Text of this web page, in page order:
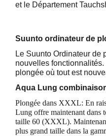
et le Département
Suunto ordinateur de
Le Suunto Ordinateur de
nouvelles
plongée où tout est
Aqua Lung
Plongée dans XXXL: En
Lung offre maintenant dans
taille 60 (XXXL).
plus grand taille dans la